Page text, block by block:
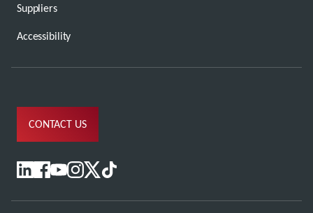
Suppliers
Accessibility
CONTACT US